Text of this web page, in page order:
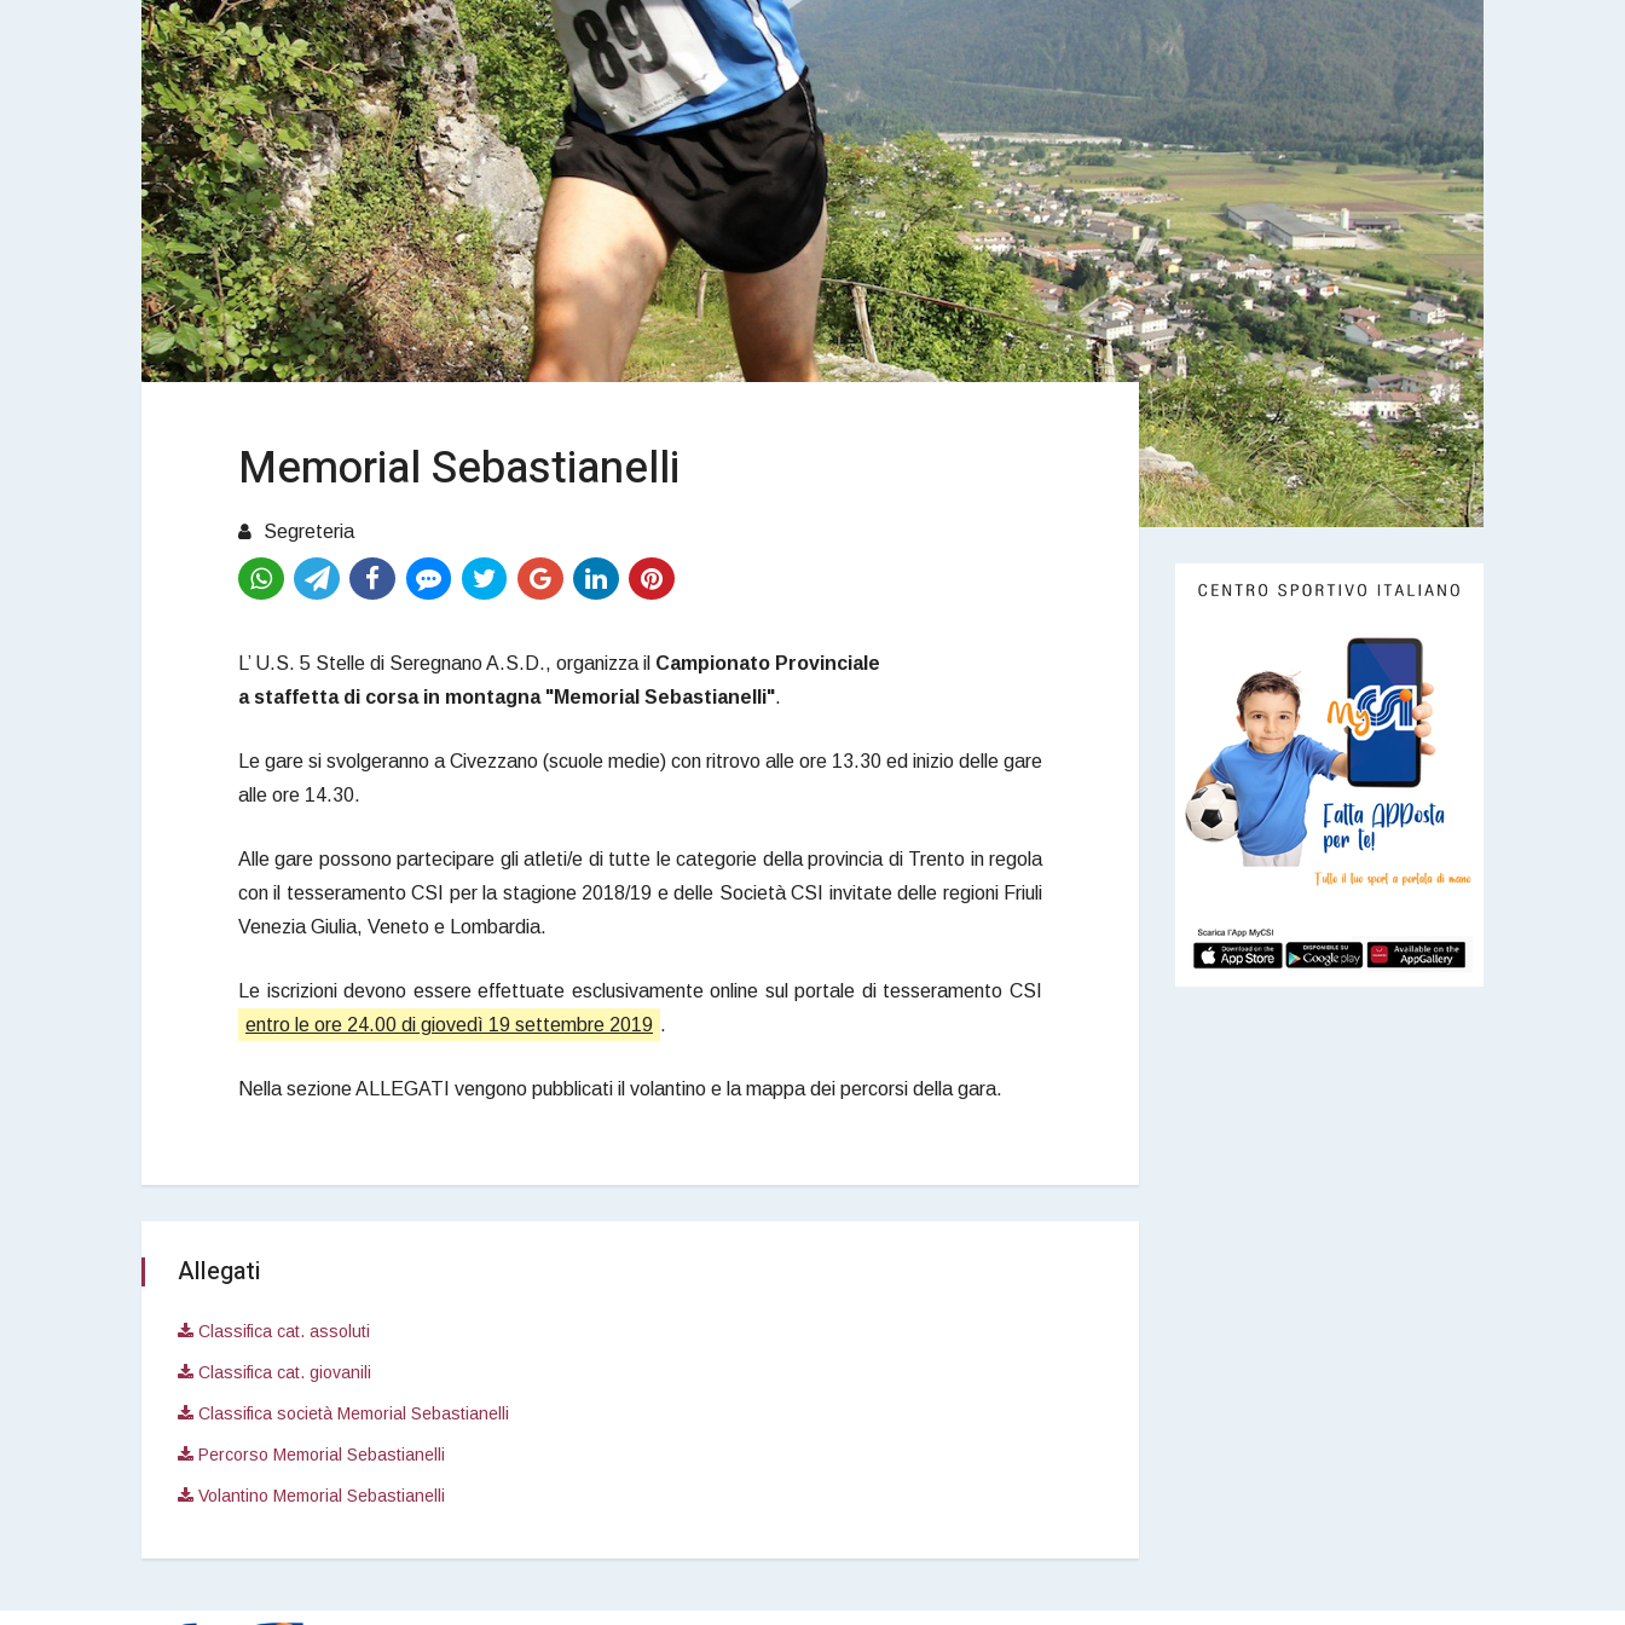
Memorial Sebastianelli
Segreteria
L’ U.S. 5 Stelle di Seregnano A.S.D., organizza il Campionato Provinciale
a staffetta di corsa in montagna "Memorial Sebastianelli".
Le gare si svolgeranno a Civezzano (scuole medie) con ritrovo alle ore 13.30 ed inizio delle gare
alle ore 14.30.
Alle gare possono partecipare gli atleti/e di tutte le categorie della provincia di Trento in regola
con il tesseramento CSI per la stagione 2018/19 e delle Società CSI invitate delle regioni Friuli
Venezia Giulia, Veneto e Lombardia.
Le iscrizioni devono essere effettuate esclusivamente online sul portale di tesseramento CSI
entro le ore 24.00 di giovedì 19 settembre 2019 .
Nella sezione ALLEGATI vengono pubblicati il volantino e la mappa dei percorsi della gara.
Allegati
Classifica cat. assoluti
Classifica cat. giovanili
Classifica società Memorial Sebastianelli
Percorso Memorial Sebastianelli
Volantino Memorial Sebastianelli